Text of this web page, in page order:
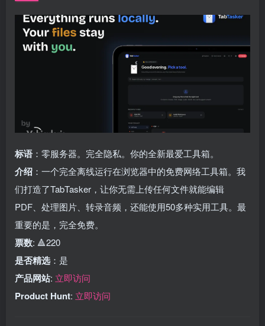
标语 ：零服务器。完全隐私。你的全新最爱工具箱。
介绍 ：一个完全离线运行在浏览器中的免费网络工具箱。我
们打造了TabTasker，让你无需上传任何文件就能编辑
PDF、处理图片、转录音频，还能使用50多种实用工具。最
重要的是，完全免费。
票数: 🔺220
是否精选 ：是
产品网站: 立即访问
Product Hunt: 立即访问